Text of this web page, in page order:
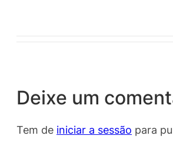
Deixe um
Tem de iniciar a sessão para